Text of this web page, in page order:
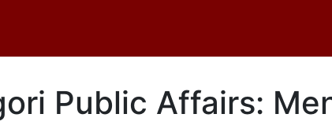
Public Affairs: